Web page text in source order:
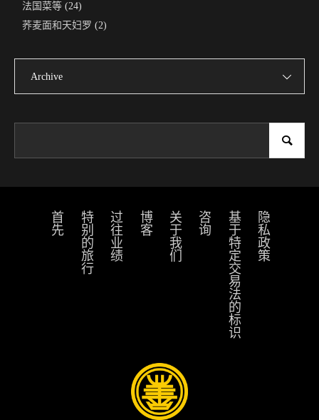
法国菜等(24)
荞麦面和天妇罗 (2)
Archive
隐私政策
基于特定交易法的标识
咨询
关于我们
博客
过往业绩
特别的旅行
首先